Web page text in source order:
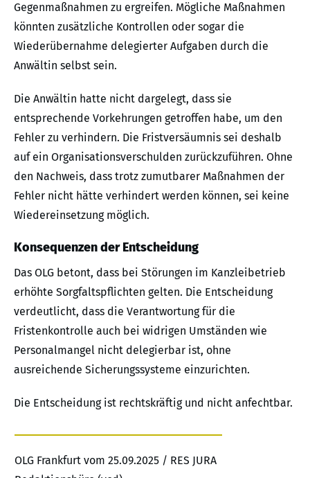
Gegenmaßnahmen zu ergreifen. Mögliche Maßnahmen
könnten zusätzliche Kontrollen oder sogar die
Wiederübernahme delegierter Aufgaben durch die
Anwältin selbst sein.
Die Anwältin hatte nicht dargelegt, dass sie
entsprechende Vorkehrungen getroffen habe, um den
Fehler zu verhindern. Die Fristversäumnis sei deshalb
auf ein Organisationsverschulden zurückzuführen. Ohne
den Nachweis, dass trotz zumutbarer Maßnahmen der
Fehler nicht hätte verhindert werden können, sei keine
Wiedereinsetzung möglich.
Konsequenzen der Entscheidung
Das OLG betont, dass bei Störungen im Kanzleibetrieb
erhöhte Sorgfaltspflichten gelten. Die Entscheidung
verdeutlicht, dass die Verantwortung für die
Fristenkontrolle auch bei widrigen Umständen wie
Personalmangel nicht delegierbar ist, ohne
ausreichende Sicherungssysteme einzurichten.
Die Entscheidung ist rechtskräftig und nicht anfechtbar.
OLG Frankfurt vom 25.09.2025 / RES JURA